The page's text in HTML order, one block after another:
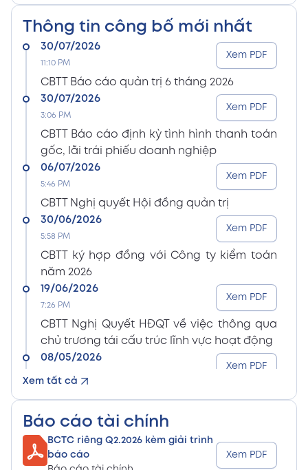
Thông tin công bố mới nhất
Xem tất cả
30/07/2026
11:10 PM
CBTT Báo cáo quản trị 6 tháng 2026
Xem PDF
30/07/2026
3:06 PM
CBTT Báo cáo định kỳ tình hình thanh toán
gốc, lãi trái phiếu doanh nghiệp
Xem PDF
06/07/2026
5:46 PM
CBTT Nghị quyết Hội đồng quản trị
Xem PDF
30/06/2026
5:58 PM
CBTT ký hợp đồng với Công ty kiểm toán
năm 2026
Xem PDF
19/06/2026
7:26 PM
CBTT Nghị Quyết HĐQT về việc thông qua
chủ trương tái cấu trúc lĩnh vực hoạt động
Xem PDF
08/05/2026
8:15 PM
Xem PDF
8:15 PM
CBTT Điều lệ Công ty sửa đổi bổ sung (Vn)
08/05/2026
Báo cáo tài chính
BCTC riêng Q2.2026 kèm giải trình
báo cáo
Xem PDF